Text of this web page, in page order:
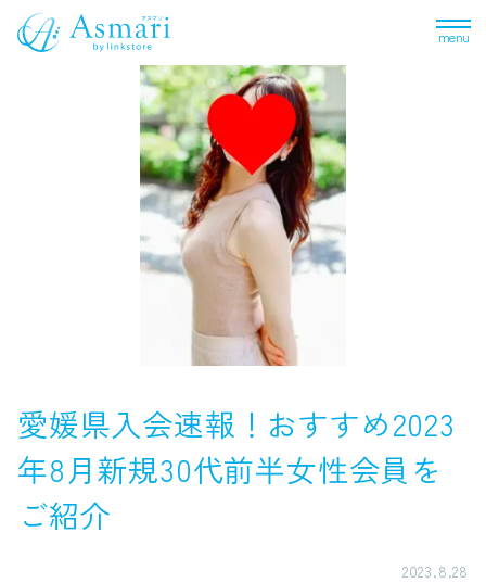
menu
愛媛県入会速報！おすすめ2023
年8月新規30代前半女性会員を
ご紹介
2023.8.28